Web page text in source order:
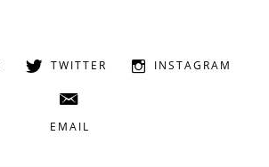
TWITTER INSTAGRAM
EMAIL